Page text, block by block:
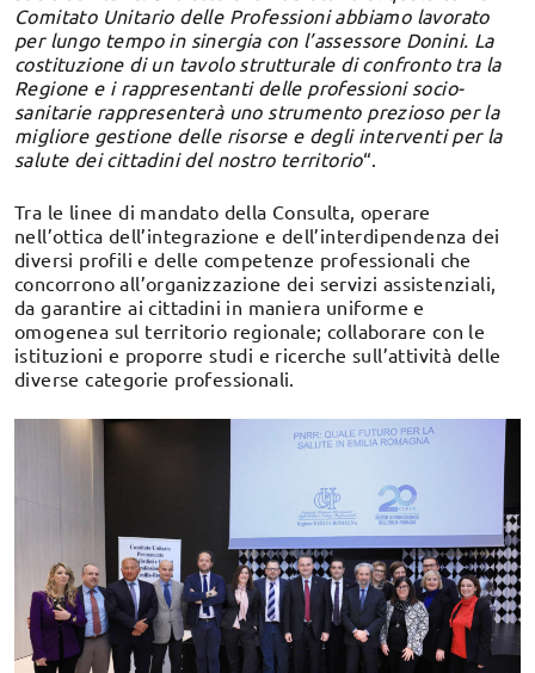
Comitato Unitario delle Professioni abbiamo lavorato
per lungo tempo in sinergia con l’assessore Donini. La
costituzione di un tavolo strutturale di confronto tra la
Regione e i rappresentanti delle professioni socio-
sanitarie rappresenterà uno strumento prezioso per la
migliore gestione delle risorse e degli interventi per la
salute dei cittadini del nostro territorio“.
Tra le linee di mandato della Consulta, operare
nell’ottica dell’integrazione e dell’interdipendenza dei
diversi profili e delle competenze professionali che
concorrono all’organizzazione dei servizi assistenziali,
da garantire ai cittadini in maniera uniforme e
omogenea sul territorio regionale; collaborare con le
istituzioni e proporre studi e ricerche sull’attività delle
diverse categorie professionali.